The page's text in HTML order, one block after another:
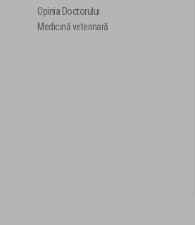
Opinia Doctorului
Medicină veterinară